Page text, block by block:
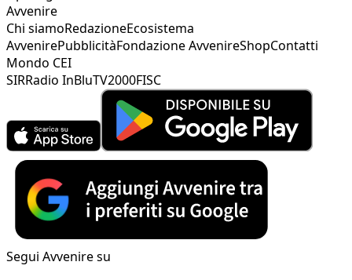
Avvenire
Chi siamoRedazioneEcosistema
AvvenirePubblicitàFondazione AvvenireShopContatti
Mondo CEI
SIRRadio InBluTV2000FISC
Segui Avvenire su